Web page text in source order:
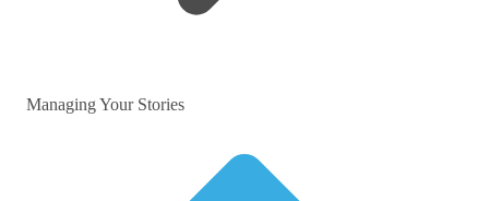
Managing Your Stories